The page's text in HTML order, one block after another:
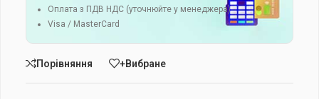
Оплата з ПДВ НДС (уточнюйте у менеджера)
Visa / MasterCard
Порівняння +Вибране